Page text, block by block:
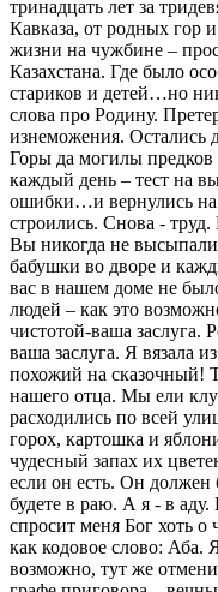
тринадцать лет за
Кавказа, от родных гор
жизни на чужбине –
Казахстана. Где было
стариков и детей…но
слова про Родину.
изнеможения. Остались
Горы да могилы
каждый день – тест на
ошибки…и вернулись
строились. Снова -
Вы никогда не
бабушки во дворе и
вас в нашем доме не
людей – как это
чистотой-ваша заслуга.
ваша заслуга. Я вязала
похожий на сказочный!
нашего отца. Мы ели
расходились по всей
горох, картошка и
чудесный запах их
если он есть. Он
будете в раю. А я - в
спросит меня Бог хоть о
как кодовое слово:
возможно, тут же